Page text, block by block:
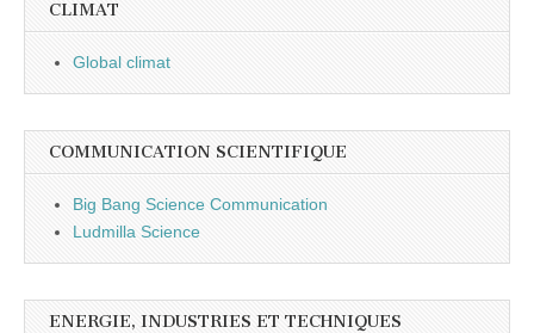
CLIMAT
Global climat
COMMUNICATION SCIENTIFIQUE
Big Bang Science Communication
Ludmilla Science
ENERGIE, INDUSTRIES ET TECHNIQUES